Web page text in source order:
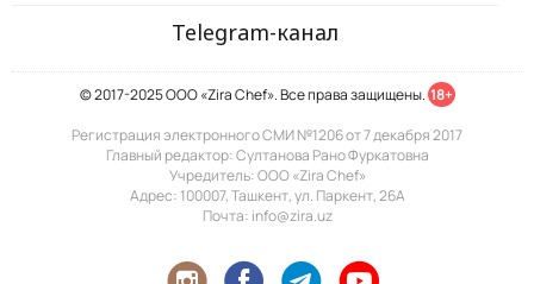
Telegram-канал
© 2017-2025 ООО «Zira Chef». Все права защищены. 18+
Регистрация электронного СМИ №1206 от 7 декабря 2017
Главный редактор: Султанова Рано Фуркатовна
Учредитель: ООО «Zira Chef»
Адрес: 100007, Ташкент, ул. Паркент, 26А
Почта: info@zira.uz